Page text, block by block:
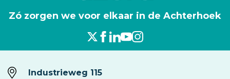
Zó zorgen we voor elkaar in de Achterhoek
Industrieweg 115